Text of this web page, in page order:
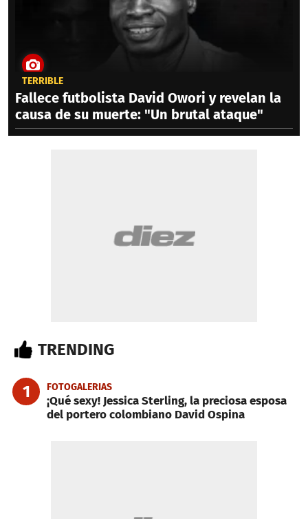
TERRIBLE
Fallece futbolista David Owori y revelan la
causa de su muerte: "Un brutal ataque"
TRENDING
1 FOTOGALERIAS
¡Qué sexy! Jessica Sterling, la preciosa esposa
del portero colombiano David Ospina